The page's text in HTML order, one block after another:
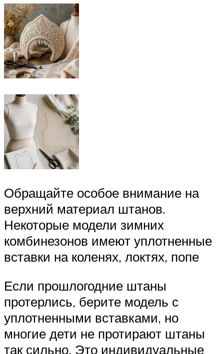
Обращайте особое внимание на
верхний материал штанов.
Некоторые модели зимних
комбинезонов имеют уплотненные
вставки на коленях, локтях, попе
Если прошлогодние штаны
протерлись, берите модель с
уплотненными вставками, но
многие дети не протирают штаны
так сильно. Это индивидуальные